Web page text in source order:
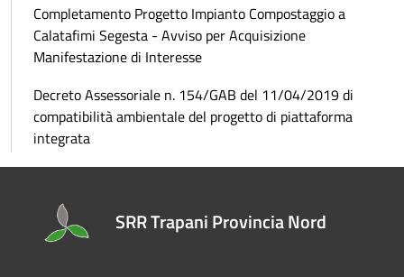
Completamento Progetto Impianto Compostaggio a
Calatafimi Segesta - Avviso per Acquisizione
Manifestazione di Interesse
Decreto Assessoriale n. 154/GAB del 11/04/2019 di
compatibilità ambientale del progetto di piattaforma
integrata
SRR Trapani Provincia Nord